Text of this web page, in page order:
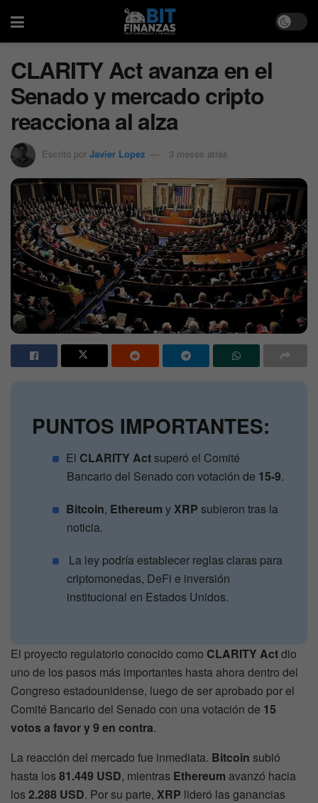
CLARITY Act avanza en el
Senado y mercado cripto
reacciona al alza
Escrito por Javier Lopez 3 meses atrás
PUNTOS IMPORTANTES:
El CLARITY Actsuperó el Comité
Bancario del Senado con votación de 15-9.
Bitcoin, Ethereum yXRP subieron tras la
noticia.
La ley podría establecer reglas claras para
criptomonedas, DeFi e inversión
institucional en Estados Unidos.
El proyecto regulatorio conocido como CLARITY Actdio
uno de los pasos más importantes hasta ahora dentro del
Congreso estadounidense, luego de ser aprobado por el
Comité Bancario del Senado con una votación de 15
votos a favor y 9 en contra.
La reacción del mercado fue inmediata. Bitcoin subió
hasta los81.449 USD, mientras Ethereum avanzó hacia
los2.288 USD. Por su parte, XRP lideró las ganancias